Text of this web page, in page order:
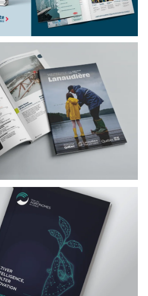
et Brochure
Lanaudière